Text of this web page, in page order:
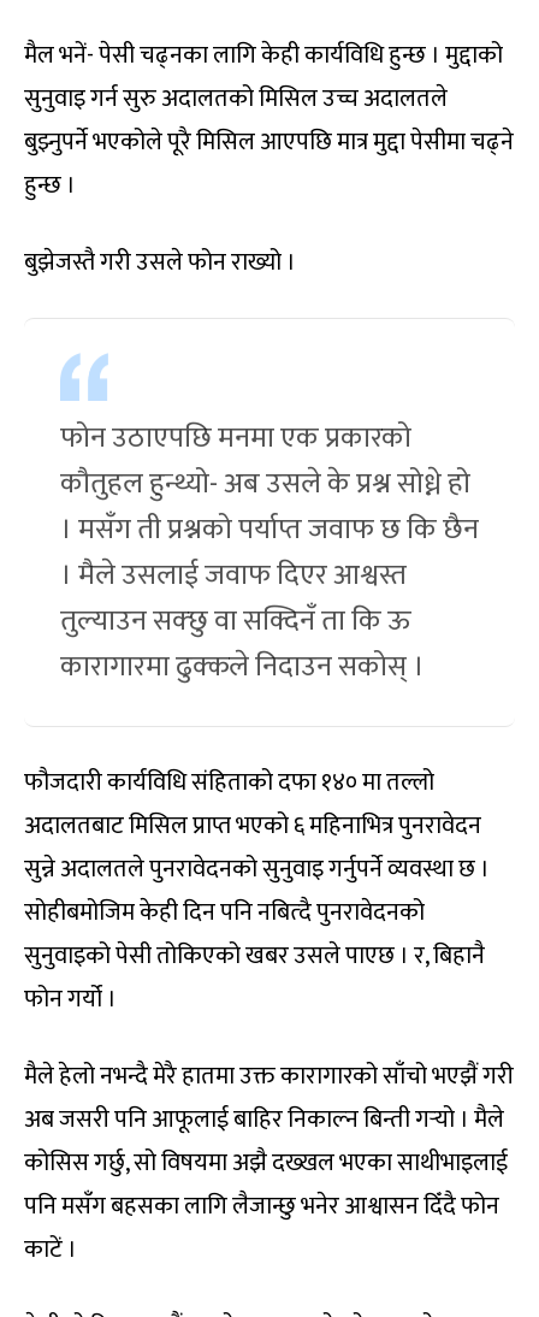
मैल भनें- पेसी चढ्नका लागि केही कार्यविधि हुन्छ । मुद्दाको
सुनुवाइ गर्न सुरु अदालतको मिसिल उच्च अदालतले
बुझ्नुपर्ने भएकोले पूरै मिसिल आएपछि मात्र मुद्दा पेसीमा चढ्ने
हुन्छ ।
बुझेजस्तै गरी उसले फोन राख्यो ।
फोन उठाएपछि मनमा एक प्रकारको
कौतुहल हुन्थ्यो- अब उसले के प्रश्न सोध्ने हो
। मसँग ती प्रश्नको पर्याप्त जवाफ छ कि छैन
। मैले उसलाई जवाफ दिएर आश्वस्त
तुल्याउन सक्छु वा सक्दिनँ ता कि ऊ
कारागारमा ढुक्कले निदाउन सकोस् ।
फौजदारी कार्यविधि संहिताको दफा १४० मा तल्लो
अदालतबाट मिसिल प्राप्त भएको ६ महिनाभित्र पुनरावेदन
सुन्ने अदालतले पुनरावेदनको सुनुवाइ गर्नुपर्ने व्यवस्था छ ।
सोहीबमोजिम केही दिन पनि नबित्दै पुनरावेदनको
सुनुवाइको पेसी तोकिएको खबर उसले पाएछ । र, बिहानै
फोन गर्यो ।
मैले हेलो नभन्दै मेरै हातमा उक्त कारागारको साँचो भएझैं गरी
अब जसरी पनि आफूलाई बाहिर निकाल्न बिन्ती गर्‍यो । मैले
कोसिस गर्छु, सो विषयमा अझै दख्खल भएका साथीभाइलाई
पनि मसँग बहसका लागि लैजान्छु भनेर आश्वासन दिँदै फोन
काटें ।